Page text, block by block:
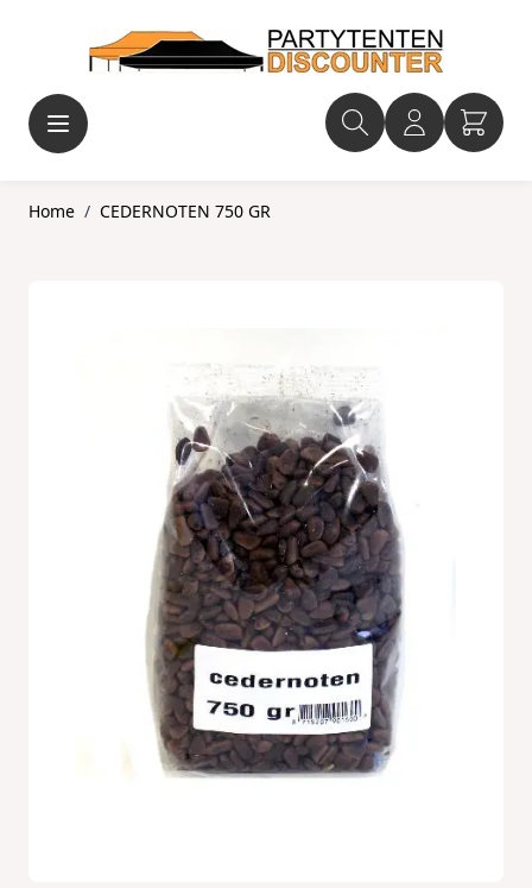
Home / CEDERNOTEN 750 GR